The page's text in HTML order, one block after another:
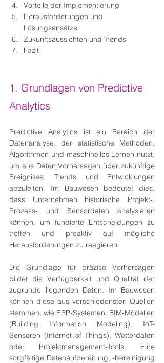
Vorteile der Implementierung
Herausforderungen und
Lösungsansätze
Zukunftsaussichten und Trends
Fazit
1. Grundlagen von Predictive
Analytics
Predictive Analytics ist ein Bereich der
Datenanalyse, der statistische Methoden,
Algorithmen und maschinelles Lernen nutzt,
um aus Daten Vorhersagen über zukünftige
Ereignisse, Trends und Entwicklungen
abzuleiten. Im Bauwesen bedeutet dies,
dass Unternehmen historische Projekt-,
Prozess- und Sensordaten analysieren
können, um fundierte Entscheidungen zu
treffen und proaktiv auf mögliche
Herausforderungen zu reagieren.
Die Grundlage für präzise Vorhersagen
bildet die Verfügbarkeit und Qualität der
zugrunde liegenden Daten. Im Bauwesen
können diese aus verschiedensten Quellen
stammen, wie ERP-Systemen, BIM-Modellen
(Building Information Modeling), IoT-
Sensoren (Internet of Things), Wetterdaten
oder Projektmanagement-Tools. Eine
sorgfältige Datenaufbereitung, -bereinigung